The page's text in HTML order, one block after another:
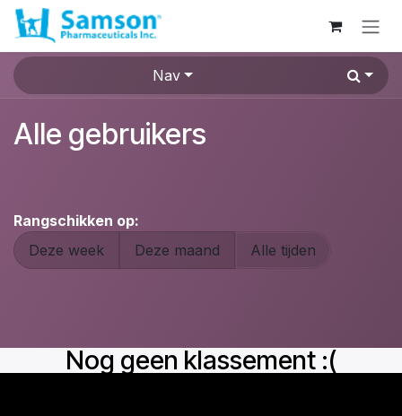
Overslaan naar inhoud
Nav
Alle gebruikers
Rangschikken op:
Deze week
Deze maand Alle tijden
Nog geen klassement :(